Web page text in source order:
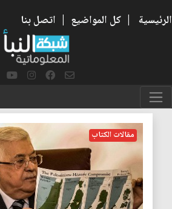
الرئيسية | كل المواضيع | اتصل بنا
مقالات الكتاب